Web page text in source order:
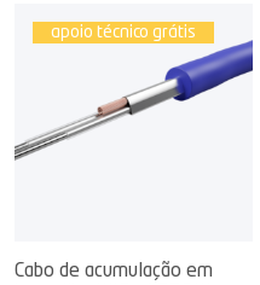
apoio técnico grátis
Cabo de acumulação em